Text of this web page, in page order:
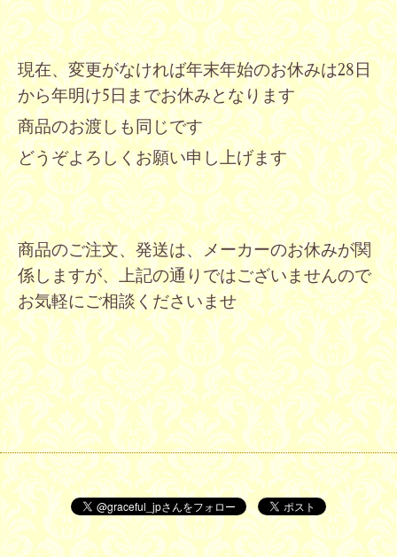
現在、変更がなければ年末年始のお休みは28日
から年明け5日までお休みとなります
商品のお渡しも同じです
どうぞよろしくお願い申し上げます
商品のご注文、発送は、メーカーのお休みが関
係しますが、上記の通りではございませんので
お気軽にご相談くださいませ